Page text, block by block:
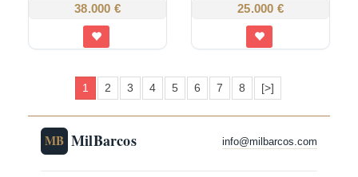
38.000 € 25.000 €
1 2 3 4 5 6 7 8 [>]
MB MilBarcos info@milbarcos.com